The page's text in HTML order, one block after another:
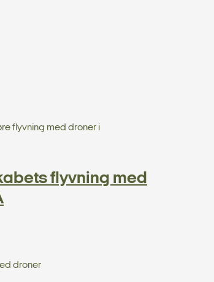
flyvning med droner i
flyvning med
droner